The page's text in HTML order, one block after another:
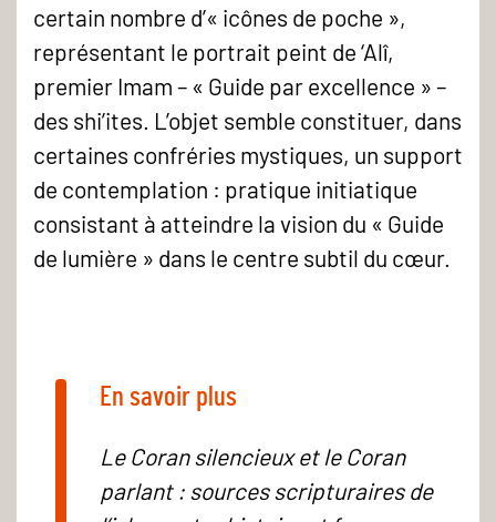
certain nombre d’« icônes de poche »,
représentant le portrait peint de ‘Alî,
premier Imam – « Guide par excellence » –
des shi’ites. L’objet semble constituer, dans
certaines confréries mystiques, un support
de contemplation : pratique initiatique
consistant à atteindre la vision du « Guide
de lumière » dans le centre subtil du cœur.
En savoir plus
Le Coran silencieux et le Coran
parlant : sources scripturaires de